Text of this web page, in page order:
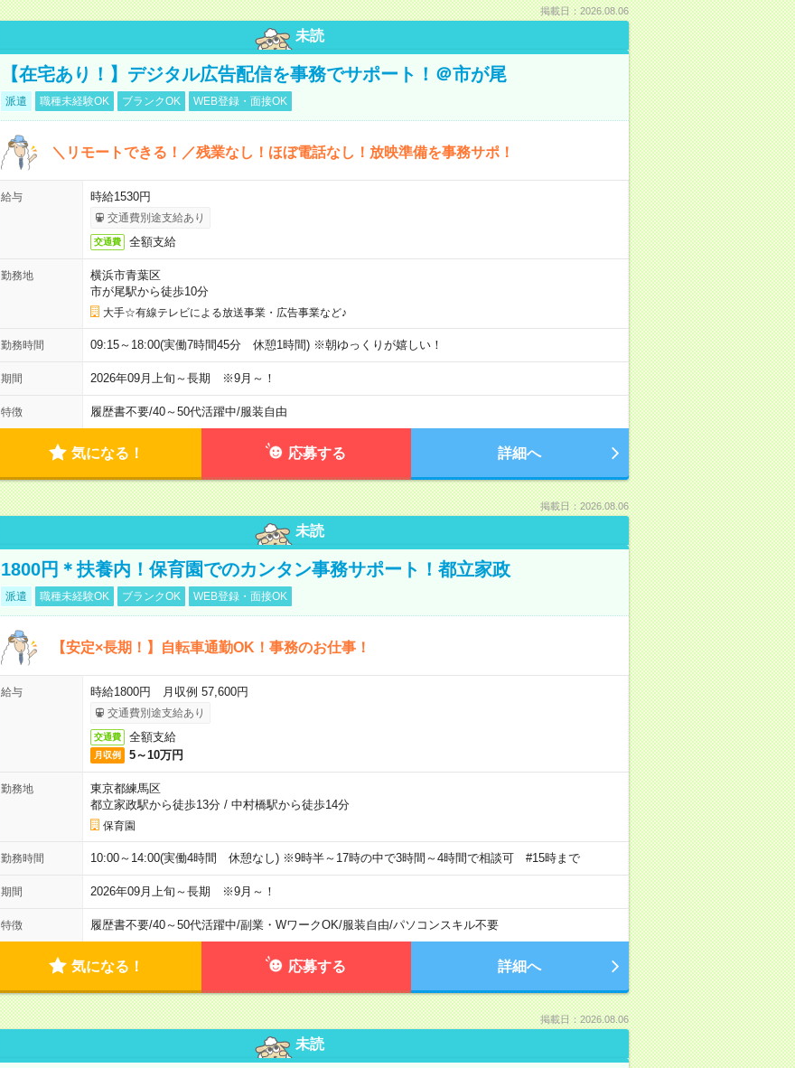
掲載日：2026.08.06
未読
【在宅あり！】デジタル広告配信を事務でサポート！＠市が尾
派遣 職種未経験OK ブランクOK WEB登録・面接OK
＼リモートできる！／残業なし！ほぼ電話なし！放映準備を事務サポ！
給与 時給1530円
交通費別途支給あり
交通費 全額支給
勤務地
横浜市青葉区
市が尾駅から徒歩10分
大手☆有線テレビによる放送事業・広告事業など♪
勤務時間 09:15～18:00(実働7時間45分 休憩1時間) ※朝ゆっくりが嬉しい！
期間 2026年09月上旬～長期 ※9月～！
特徴 履歴書不要/40～50代活躍中/服装自由
気になる！ 応募する 詳細へ
掲載日：2026.08.06
未読
1800円＊扶養内！保育園でのカンタン事務サポート！都立家政
派遣 職種未経験OK ブランクOK WEB登録・面接OK
【安定×長期！】自転車通勤OK！事務のお仕事！
給与 時給1800円 月収例 57,600円
交通費別途支給あり
交通費 全額支給
月収例 5～10万円
勤務地
東京都練馬区
都立家政駅から徒歩13分/ 中村橋駅から徒歩14分
保育園
勤務時間 10:00～14:00(実働4時間 休憩なし) ※9時半～17時の中で3時間～4時間で相談可 #15時まで
期間 2026年09月上旬～長期 ※9月～！
特徴 履歴書不要/40～50代活躍中/副業・WワークOK/服装自由/パソコンスキル不要
気になる！ 応募する 詳細へ
掲載日：2026.08.06
未読